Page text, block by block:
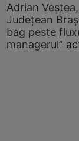
Adrian
Județean
bag peste
managerul”